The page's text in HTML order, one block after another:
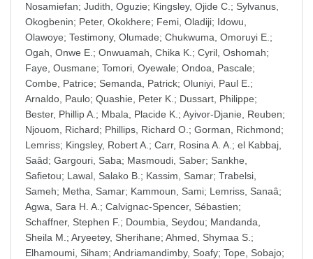
Nosamiefan; Judith, Oguzie; Kingsley, Ojide C. ; Sylvanus,
Okogbenin; Peter, Okokhere; Femi, Oladiji; Idowu,
Olawoye; Testimony, Olumade; Chukwuma, Omoruyi E. ;
Ogah, Onwe E. ; Onwuamah, Chika K. ; Cyril, Oshomah;
Faye, Ousmane; Tomori, Oyewale; Ondoa, Pascale;
Combe, Patrice; Semanda, Patrick; Oluniyi, Paul E. ;
Arnaldo, Paulo; Quashie, Peter K. ; Dussart, Philippe;
Bester, Phillip A. ; Mbala, Placide K. ; Ayivor-Djanie, Reuben;
Njouom, Richard; Phillips, Richard O. ; Gorman, Richmond;
Lemriss; Kingsley, Robert A. ; Carr, Rosina A. A. ; el Kabbaj,
Saâd; Gargouri, Saba; Masmoudi, Saber; Sankhe,
Safietou; Lawal, Salako B. ; Kassim, Samar; Trabelsi,
Sameh; Metha, Samar; Kammoun, Sami; Lemriss, Sanaâ;
Agwa, Sara H. A. ; Calvignac-Spencer, Sébastien;
Schaffner, Stephen F. ; Doumbia, Seydou; Mandanda,
Sheila M. ; Aryeetey, Sherihane; Ahmed, Shymaa S. ;
Elhamoumi, Siham; Andriamandimby, Soafy; Tope, Sobajo;